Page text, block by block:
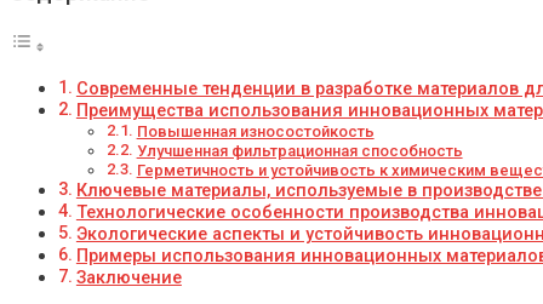
Современные тенденции в разработке материалов
Преимущества использования инновационных
Повышенная износостойкость
Улучшенная фильтрационная способность
Герметичность и устойчивость к химическим
Ключевые материалы, используемые в
Технологические особенности производства
Экологические аспекты и устойчивость
Примеры использования инновационных
Заключение